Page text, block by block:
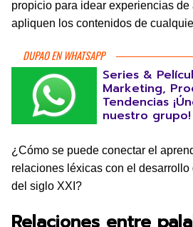
propicio para idear experiencias
apliquen los contenidos de
DUPAO EN WHATSAPP
Series &
Marketing,
Tendencias
nuestro grupo!
¿Cómo se puede conectar el
relaciones léxicas con el
del siglo XXI?